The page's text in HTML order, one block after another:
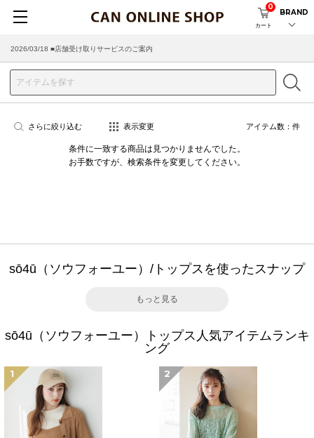
カート
0
BRAND
2026/03/18 ■店舗受け取りサービスのご案内
さらに絞り込む 表示変更 アイテム数： 件
条件に一致する商品は見つかりませんでした。
お手数ですが、検索条件を変更してください。
sō4ū（ソウフォーユー）/トップスを使ったスナップ
もっと見る
sō4ū（ソウフォーユー）トップス人気アイテムランキ
ング
1 2